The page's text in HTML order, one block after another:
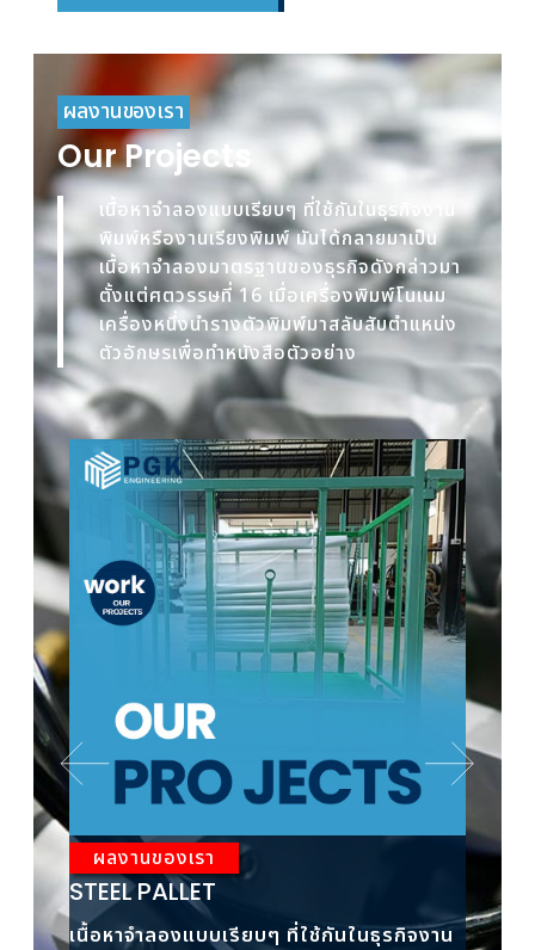
ผลงานของเรา
Our Projects
เนื้อหาจำลองแบบเรียบๆ ที่ใช้กันในธุรกิจงาน
พิมพ์หรืองานเรียงพิมพ์ มันได้กลายมาเป็น
เนื้อหาจำลองมาตรฐานของธุรกิจดังกล่าวมา
ตั้งแต่ศตวรรษที่ 16 เมื่อเครื่องพิมพ์โนเนม
เครื่องหนึ่งนำรางตัวพิมพ์มาสลับสับตำแหน่ง
ตัวอักษรเพื่อทำหนังสือตัวอย่าง
ผลงานของเรา
STEEL PALLET
เนื้อหาจำลองแบบเรียบๆ ที่ใช้กันในธุรกิจงาน
เนื้อ